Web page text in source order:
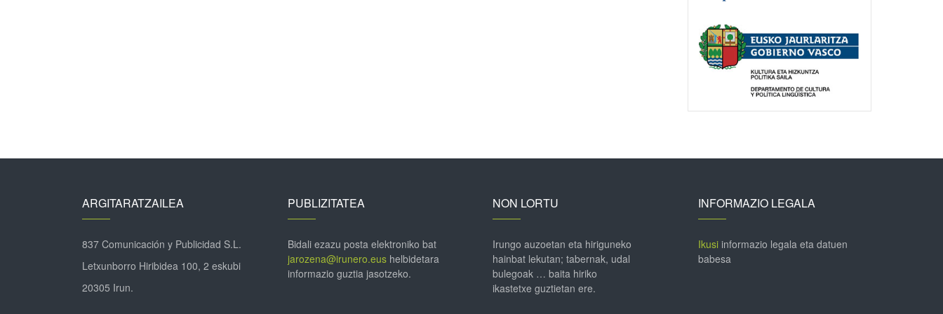
ARGITARATZAILEA
837 Comunicación y Publicidad S.L.
Letxunborro Hiribidea 100, 2 eskubi
20305 Irun.
PUBLIZITATEA
Bidali ezazu posta elektroniko bat
jarozena@irunero.eushelbidetara
informazio guztia jasotzeko.
NON LORTU
Irungo auzoetan eta hiriguneko
hainbat lekutan; tabernak, udal
bulegoak … baita hiriko
ikastetxe guztietan ere.
INFORMAZIO LEGALA
Ikusiinformazio legala eta datuen
babesa